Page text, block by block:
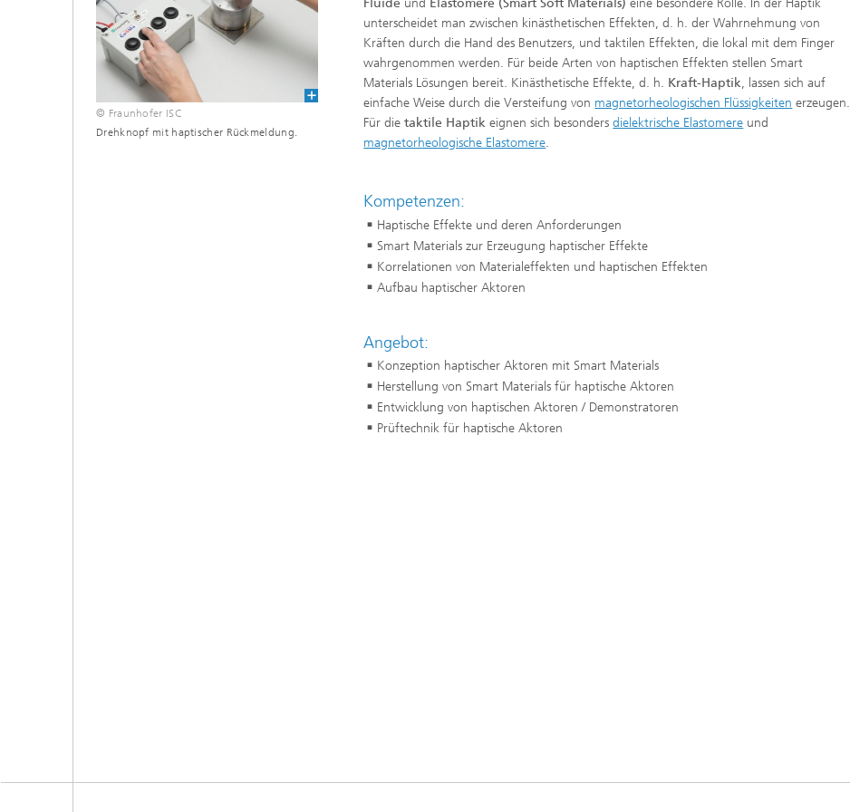
© Fraunhofer ISC
Drehknopf mit haptischer Rückmeldung.
Fluide und Elastomere (Smart Soft Materials) eine besondere Rolle. In der Haptik
unterscheidet man zwischen kinästhetischen Effekten, d. h. der Wahrnehmung von
Kräften durch die Hand des Benutzers, und taktilen Effekten, die lokal mit dem Finger
wahrgenommen werden. Für beide Arten von haptischen Effekten stellen Smart
Materials Lösungen bereit. Kinästhetische Effekte, d. h. Kraft-Haptik, lassen sich auf
einfache Weise durch die Versteifung von magnetorheologischen Flüssigkeiten erzeugen.
Für dietaktile Haptik eignen sich besondersdielektrische Elastomere und
magnetorheologische Elastomere.
Kompetenzen:
Haptische Effekte und deren Anforderungen
Smart Materials zur Erzeugung haptischer Effekte
Korrelationen von Materialeffekten und haptischen Effekten
Aufbau haptischer Aktoren
Angebot:
Konzeption haptischer Aktoren mit Smart Materials
Herstellung von Smart Materials für haptische Aktoren
Entwicklung von haptischen Aktoren / Demonstratoren
Prüftechnik für haptische Aktoren